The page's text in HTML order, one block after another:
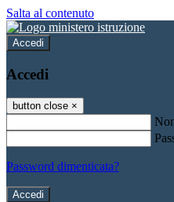
Salta al contenuto
Accedi
Accedi
button close ×
Password dimenticata?